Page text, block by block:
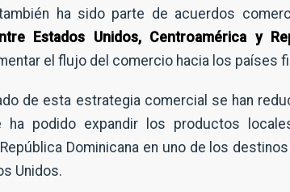
ha sido parte de acuerdos
Estados Unidos, Centroamérica y
el flujo del comercio hacia los países
de esta estrategia comercial se han
podido expandir los productos
Dominicana en uno de los
Unidos.
N
m
b